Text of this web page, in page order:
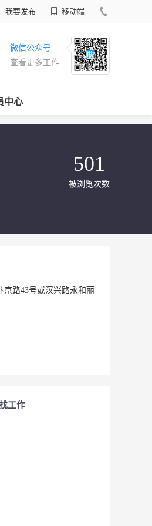
我要发布 移动端
微信公众号
查看更多工作
中心
501
被浏览次数
京路43号或汉兴路永和丽
工作